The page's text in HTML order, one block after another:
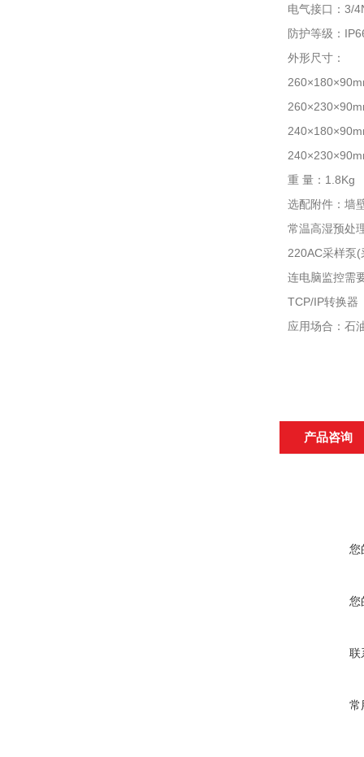
电气接口：3/
防护等级：
外形尺寸：
重 量：1.8Kg
选配附件：墙
常温高湿预处
220AC采样泵
连电脑监控需
TCP/IP转换器
应用场合：石
产品咨询
您
您
联
常